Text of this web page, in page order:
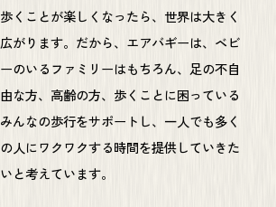
歩くことが楽しくなったら、世界は大きく
広がります。だから、エアバギーは、ベビ
ーのいるファミリーはもちろん、足の不自
由な方、高齢の方、歩くことに困っている
みんなの歩行をサポートし、一人でも多く
の人にワクワクする時間を提供していきた
いと考えています。